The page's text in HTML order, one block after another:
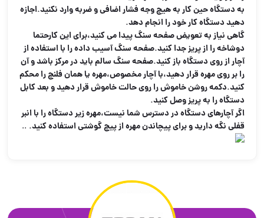
به دستگاه حین کار به هیچ وجه فشار اضافی و ضربه وارد نکنید.اجازه
دهید دستگاه کار خود را انجام دهد.
گاهی نیاز به تعویض صفحه سنگ پیدا می کنید،برای این کارحتما
دوشاخه را از پریز جدا کنید.صفحه سنگ آسیب داده را با استفاده از
آچار از روی دستگاه باز کنید.صفحه سنگ سالم باید در مرکز باشد و آن
را بر روی مهره قرار دهید،با آچار مخصوص،مهره یا همان فلنچ را محکم
کنید.دکمه روشن خاموش را روی حالت خاموش قرار دهید و بعد کابل
دستگاه را به پریز وصل کنید.
اگر آچارهای دستگاه در دسترس شما نیست،مهره زیر دستگاه را با انبر
قفلی نگه دارید و برای پیچاندن مهره از پیچ گوشتی استفاده کنید. ..